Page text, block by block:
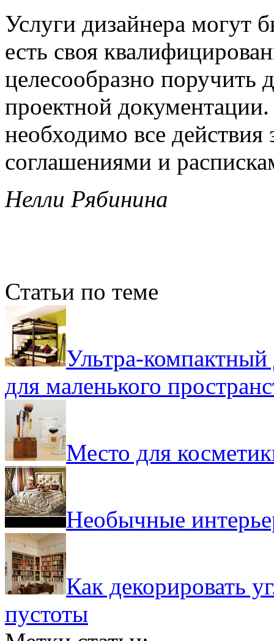
Услуги дизайнера могут
есть своя
целесообразно поручить
проектной
необходимо все действия
соглашениями и
Нелли Рябинина
Статьи по теме
Ультра-
для маленького
Место для
Необычные
Как декорировать
пустоты